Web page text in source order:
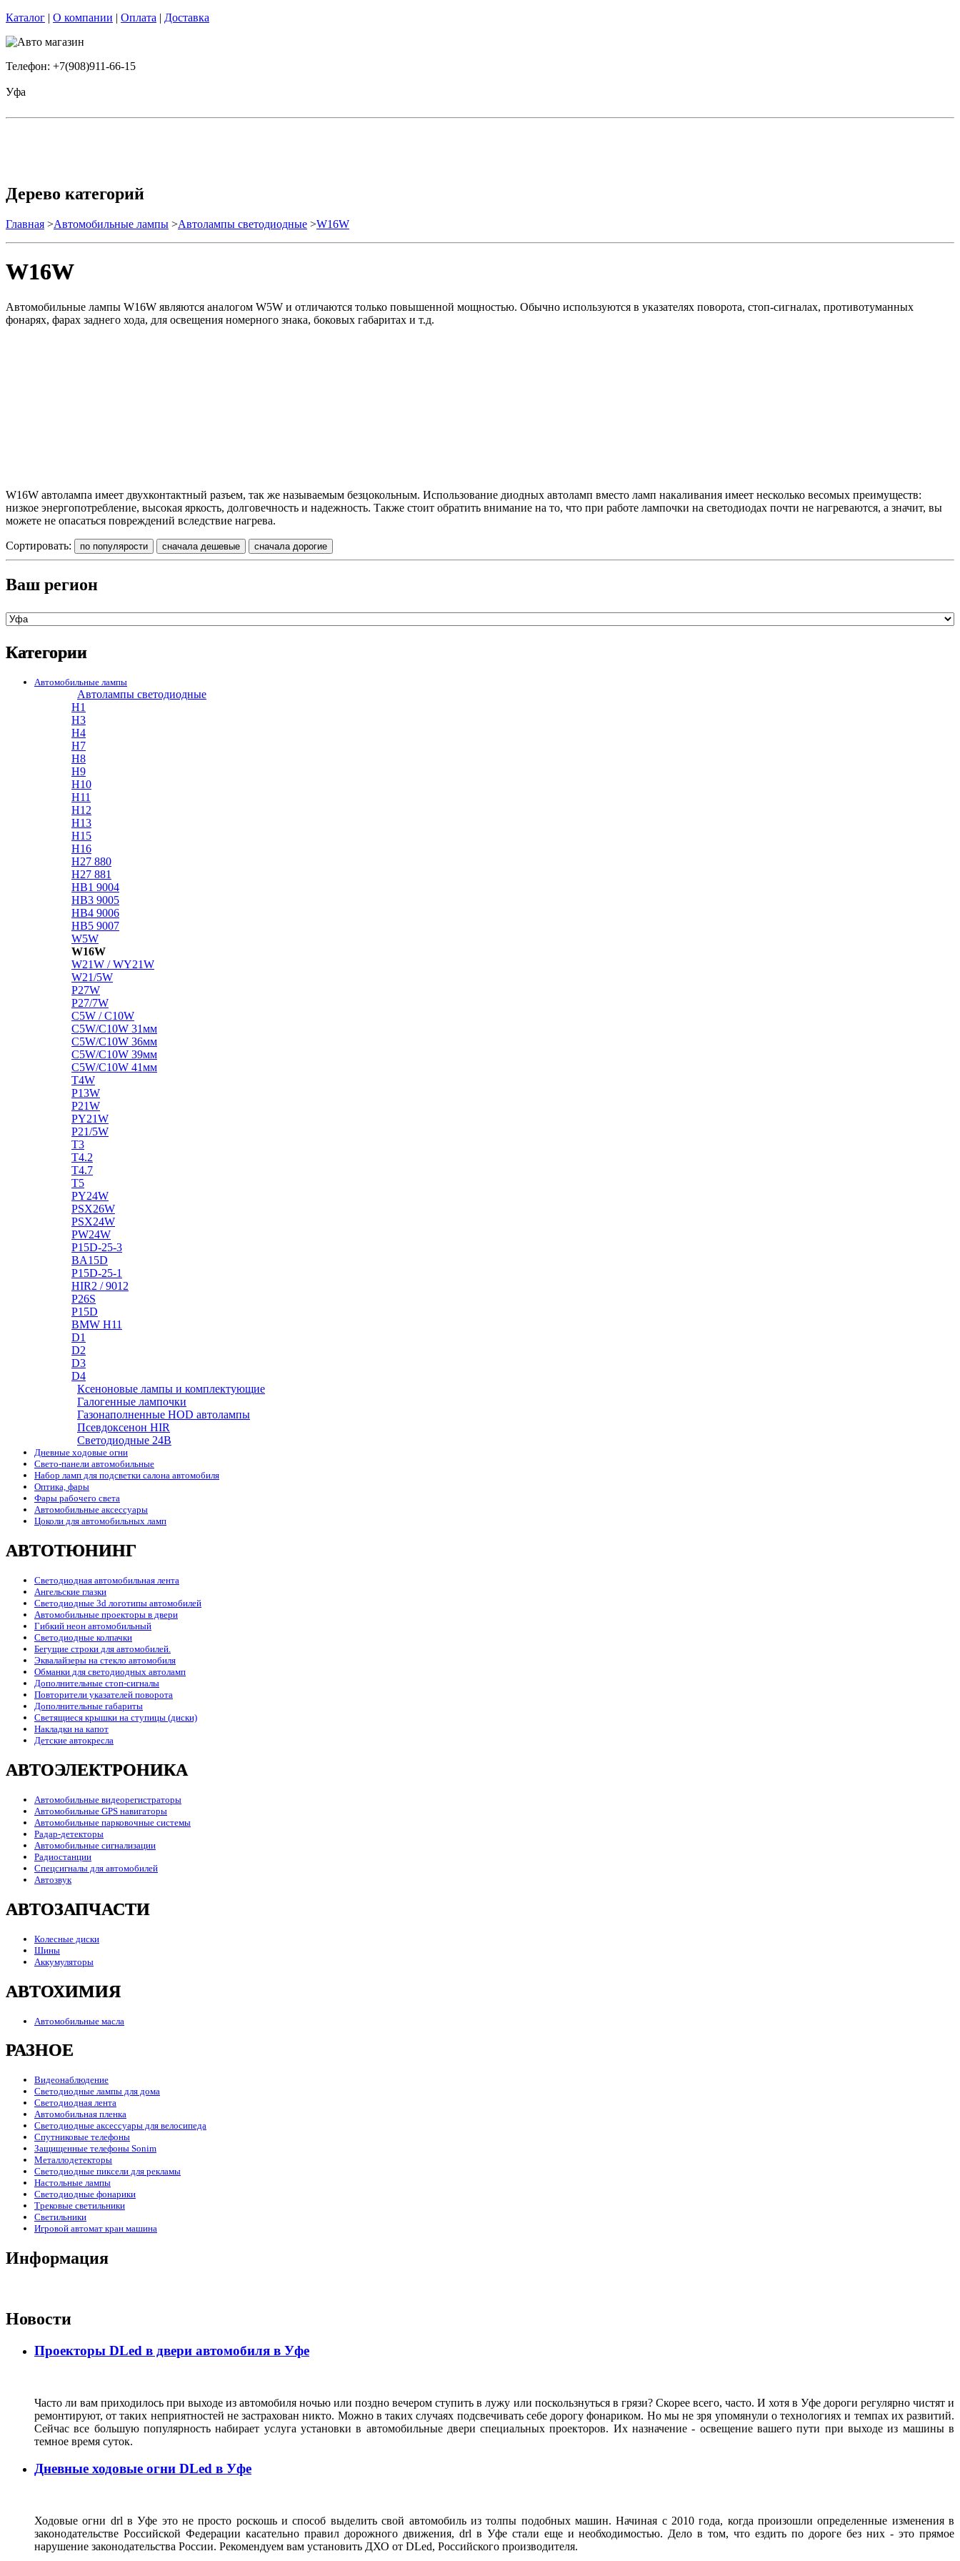
Каталог | О компании | Оплата | Доставка
Телефон: +7(908)911-66-15
Уфа
Дерево категорий
Главная >Автомобильные лампы >Автолампы светодиодные >W16W
W16W
Автомобильные лампы W16W являются аналогом W5W и отличаются только повышенной мощностью. Обычно используются в указателях поворота, стоп-сигналах, противотуманных
фонарях, фарах заднего хода, для освещения номерного знака, боковых габаритах и т.д.
W16W автолампа имеет двухконтактный разъем, так же называемым безцокольным. Использование диодных автоламп вместо ламп накаливания имеет несколько весомых преимуществ:
низкое энергопотребление, высокая яркость, долговечность и надежность. Также стоит обратить внимание на то, что при работе лампочки на светодиодах почти не нагреваются, а значит, вы
можете не опасаться повреждений вследствие нагрева.
Сортировать:
Ваш регион
Категории
Автомобильные лампы
Автолампы светодиодные
H1
H3
H4
H7
H8
H9
H10
H11
H12
H13
H15
H16
H27 880
H27 881
HB1 9004
HB3 9005
HB4 9006
HB5 9007
W5W
W16W
W21W / WY21W
W21/5W
P27W
P27/7W
C5W / C10W
C5W/C10W 31мм
C5W/C10W 36мм
C5W/C10W 39мм
C5W/C10W 41мм
T4W
P13W
P21W
PY21W
P21/5W
T3
T4.2
T4.7
T5
PY24W
PSX26W
PSX24W
PW24W
P15D-25-3
BA15D
P15D-25-1
HIR2 / 9012
P26S
P15D
BMW H11
D1
D2
D3
D4
Ксеноновые лампы и комплектующие
Галогенные лампочки
Газонаполненные HOD автолампы
Псевдоксенон HIR
Cветодиодные 24B
Дневные ходовые огни
Свето-панели автомобильные
Набор ламп для подсветки салона автомобиля
Оптика, фары
Фары рабочего света
Автомобильные аксессуары
Цоколи для автомобильных ламп
АВТОТЮНИНГ
Светодиодная автомобильная лента
Ангельские глазки
Светодиодные 3d логотипы автомобилей
Автомобильные проекторы в двери
Гибкий неон автомобильный
Светодиодные колпачки
Бегущие строки для автомобилей.
Эквалайзеры на стекло автомобиля
Обманки для светодиодных автоламп
Дополнительные стоп-сигналы
Повторители указателей поворота
Дополнительные габариты
Светящиеся крышки на ступицы (диски)
Накладки на капот
Детские автокресла
АВТОЭЛЕКТРОНИКА
Автомобильные видеорегистраторы
Автомобильные GPS навигаторы
Автомобильные парковочные системы
Радар-детекторы
Автомобильные сигнализации
Радиостанции
Спецсигналы для автомобилей
Автозвук
АВТОЗАПЧАСТИ
Колесные диски
Шины
Аккумуляторы
АВТОХИМИЯ
Автомобильные масла
РАЗНОЕ
Видеонаблюдение
Светодиодные лампы для дома
Светодиодная лента
Автомобильная пленка
Светодиодные аксессуары для велосипеда
Спутниковые телефоны
Защищенные телефоны Sonim
Металлодетекторы
Светодиодные пиксели для рекламы
Настольные лампы
Светодиодные фонарики
Трековые светильники
Светильники
Игровой автомат кран машина
Информация
Новости
Проекторы DLed в двери автомобиля в Уфе
Часто ли вам приходилось при выходе из автомобиля ночью или поздно вечером ступить в лужу или поскользнуться в грязи? Скорее всего, часто. И хотя в Уфе дороги регулярно чистят и
ремонтируют, от таких неприятностей не застрахован никто. Можно в таких случаях подсвечивать себе дорогу фонариком. Но мы не зря упомянули о технологиях и темпах их развитий.
Сейчас все большую популярность набирает услуга установки в автомобильные двери специальных проекторов. Их назначение - освещение вашего пути при выходе из машины в
темное время суток.
Дневные ходовые огни DLed в Уфе
Ходовые огни drl в Уфе это не просто роскошь и способ выделить свой автомобиль из толпы подобных машин. Начиная с 2010 года, когда произошли определенные изменения в
законодательстве Российской Федерации касательно правил дорожного движения, drl в Уфе стали еще и необходимостью. Дело в том, что ездить по дороге без них - это прямое
нарушение законодательства России. Рекомендуем вам установить ДХО от DLed, Российского производителя.